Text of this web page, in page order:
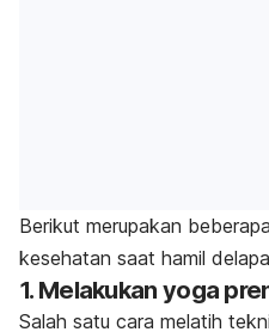
Berikut merupakan
kesehatan saat hamil
1. Melakukan yoga
Salah satu cara melatih